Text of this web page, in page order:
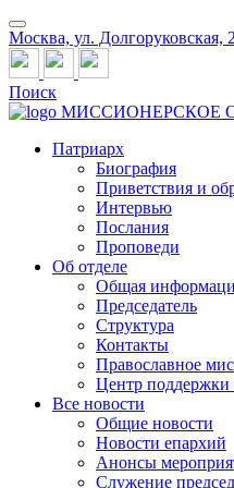
Москва, ул. Долгоруковская,
Поиск
МИССИОНЕРСКОЕ
Патриарх
Биография
Приветствия и
Интервью
Послания
Проповеди
Об отделе
Общая
Председатель
Структура
Контакты
Православное
Центр поддержки
Все новости
Общие новости
Новости епархий
Анонсы
Служение